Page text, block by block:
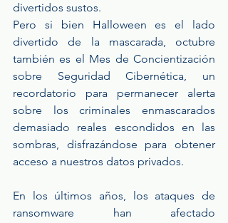
divertidos sustos.
Pero si bien Halloween es el lado
divertido de la mascarada, octubre
también es el Mes de Concientización
sobre Seguridad Cibernética, un
recordatorio para permanecer alerta
sobre los criminales enmascarados
demasiado reales escondidos en las
sombras, disfrazándose para obtener
acceso a nuestros datos privados.
En los últimos años, los ataques de
ransomware han afectado